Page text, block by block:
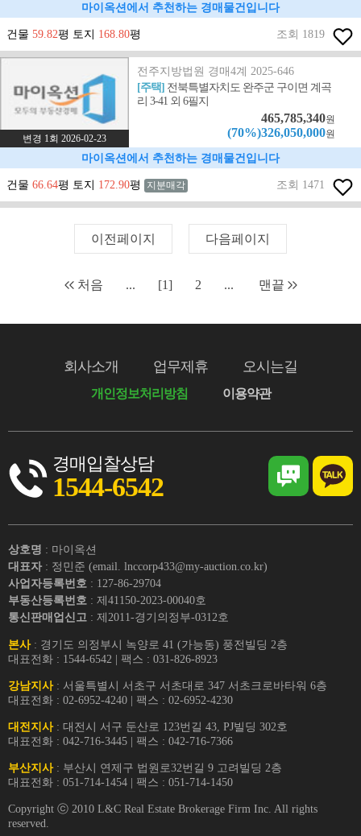
마이옥션에서 추천하는 경매물건입니다
건물 59.82평 토지 168.80평 조회 1819
변경 1회 2026-02-23
전주지방법원 경매4계 2025-646
[주택] 전북특별자치도 완주군 구이면 계곡
리 3-41 외 6필지
465,785,340원
(70%)326,050,000원
마이옥션에서 추천하는 경매물건입니다
건물 66.64평 토지 172.90평 지분매각 조회 1471
이전페이지 다음페이지
처음 ... [1] 2 ... 맨끝
회사소개 업무제휴 오시는길
개인정보처리방침 이용약관
경매입찰상담
1544-6542
상호명 : 마이옥션
대표자 : 정민준 (email. lnccorp433@my-auction.co.kr)
사업자등록번호 : 127-86-29704
부동산등록번호 : 제41150-2023-00040호
통신판매업신고 : 제2011-경기의정부-0312호
본사: 경기도 의정부시 녹양로 41 (가능동) 풍전빌딩 2층
대표전화 : 1544-6542 | 팩스 : 031-826-8923
강남지사: 서울특별시 서초구 서초대로 347 서초크로바타워 6층
대표전화 : 02-6952-4240 | 팩스 : 02-6952-4230
대전지사: 대전시 서구 둔산로 123번길 43, PJ빌딩 302호
대표전화 : 042-716-3445 | 팩스 : 042-716-7366
부산지사: 부산시 연제구 법원로32번길 9 고려빌딩 2층
대표전화 : 051-714-1454 | 팩스 : 051-714-1450
Copyright ⓒ 2010 L&C Real Estate Brokerage Firm Inc. All rights
reserved.